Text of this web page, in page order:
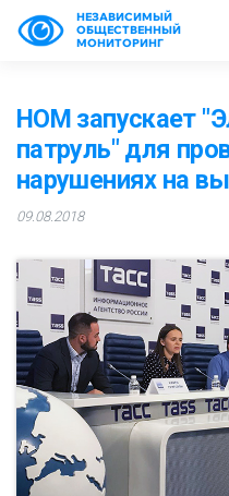
НЕЗАВИСИМЫЙ
ОБЩЕСТВЕННЫЙ
МОНИТОРИНГ
НОМ запускает
патруль" для
нарушениях на
09.08.2018